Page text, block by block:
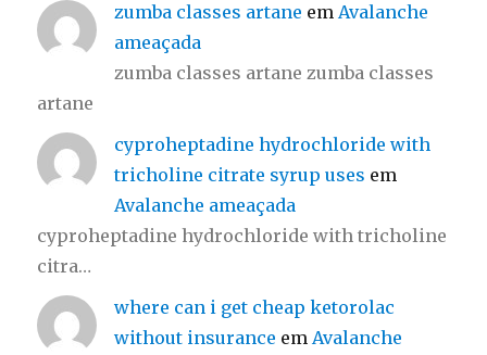
zumba classes artane em Avalanche
ameaçada
zumba classes artane zumba classes
artane
cyproheptadine hydrochloride with
tricholine citrate syrup uses em
Avalanche ameaçada
cyproheptadine hydrochloride with tricholine
citra…
where can i get cheap ketorolac
without insurance em Avalanche